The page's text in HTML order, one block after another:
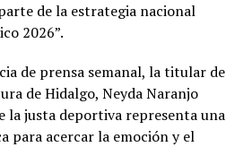
de la estrategia nacional
2026”.
de prensa semanal, la titular de
de Hidalgo, Neyda Naranjo
la justa deportiva representa una
para acercar la emoción y el